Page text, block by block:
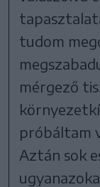
tudom
mérgező
próbáltam
Aztán sok